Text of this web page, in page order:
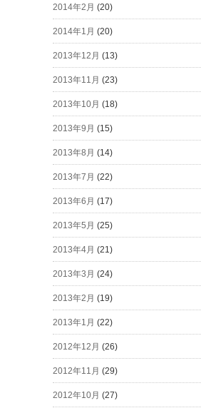
2014年2月 (20)
2014年1月 (20)
2013年12月 (13)
2013年11月 (23)
2013年10月 (18)
2013年9月 (15)
2013年8月 (14)
2013年7月 (22)
2013年6月 (17)
2013年5月 (25)
2013年4月 (21)
2013年3月 (24)
2013年2月 (19)
2013年1月 (22)
2012年12月 (26)
2012年11月 (29)
2012年10月 (27)